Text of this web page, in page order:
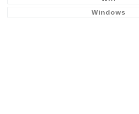
Windows